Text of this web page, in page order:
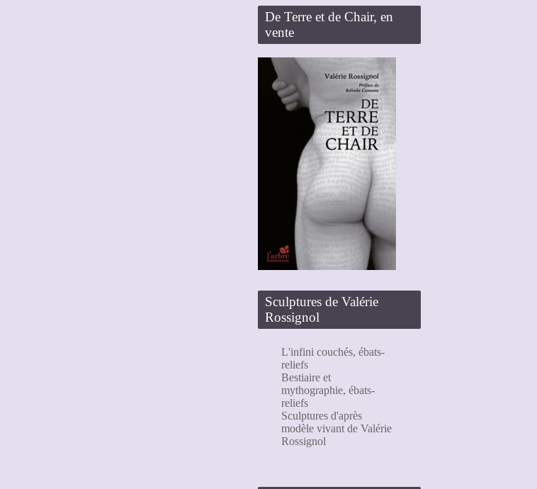
De Terre et de Chair, en
vente
Sculptures de Valérie
Rossignol
L'infini couchés, ébats-
reliefs
Bestiaire et
mythographie, ébats-
reliefs
Sculptures d'après
modèle vivant de Valérie
Rossignol